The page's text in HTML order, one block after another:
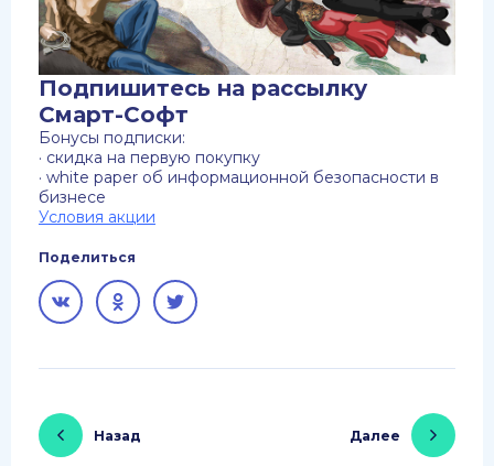
Подпишитесь на рассылку
Смарт-Софт
Бонусы подписки:
· скидка на первую покупку
· white paper об информационной безопасности в
бизнесе
Условия акции
Поделиться
Назад Далее